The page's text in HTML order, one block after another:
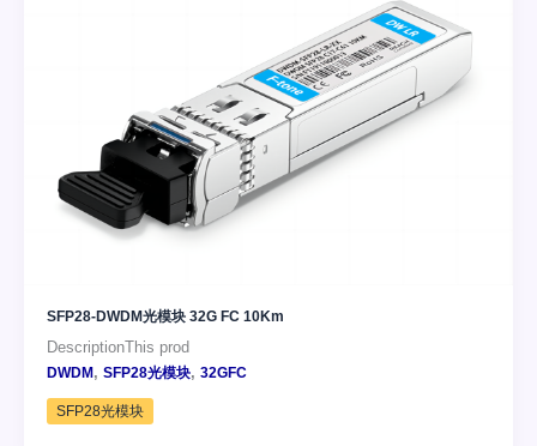
SFP28-DWDM光模块 32G FC 10Km
DescriptionThis prod
DWDM, SFP28光模块, 32GFC
SFP28光模块